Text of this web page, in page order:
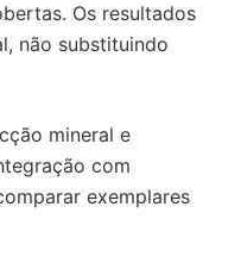
Os resultados
não substituindo
mineral e
com
exemplares